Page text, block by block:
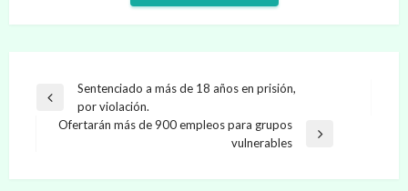
Navegación
Entrada
anterior
Sentenciado a más de 18 años en prisión,
por violación.
Ofertarán más de 900 empleos para grupos
vulnerables